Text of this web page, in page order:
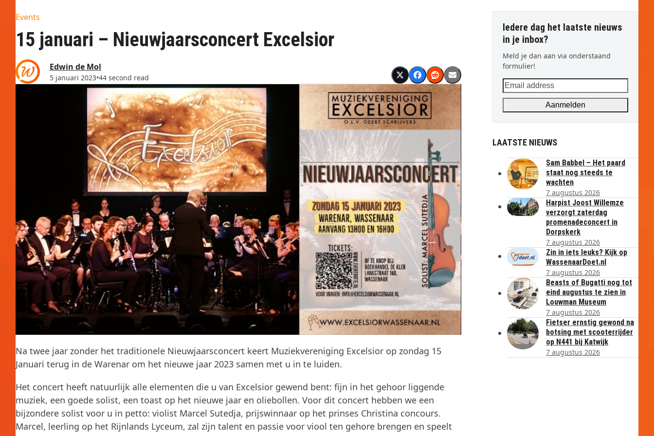
Events
15 januari – Nieuwjaarsconcert Excelsior
Edwin de Mol
5 januari 2023•44 second read
Na twee jaar zonder het traditionele Nieuwjaarsconcert keert Muziekvereniging Excelsior op zondag 15
Januari terug in de Warenar om het nieuwe jaar 2023 samen met u in te luiden.
Het concert heeft natuurlijk alle elementen die u van Excelsior gewend bent: fijn in het gehoor liggende
muziek, een goede solist, een toast op het nieuwe jaar en oliebollen. Voor dit concert hebben we een
bijzondere solist voor u in petto: violist Marcel Sutedja, prijswinnaar op het prinses Christina concours.
Marcel, leerling op het Rijnlands Lyceum, zal zijn talent en passie voor viool ten gehore brengen en speelt
Iedere dag het laatste nieuws
in je inbox?
Meld je dan aan via onderstaand
formulier!
Email
address
Aanmelden
LAATSTE NIEUWS
Sam Babbel – Het paard
staat nog steeds te
wachten
7 augustus 2026
Harpist Joost Willemze
verzorgt zaterdag
promenadeconcert in
Dorpskerk
7 augustus 2026
Zin in iets leuks? Kijk op
WassenaarDoet.nl
7 augustus 2026
Beasts of Bugatti nog tot
eind augustus te zien in
Louwman Museum
7 augustus 2026
Fietser ernstig gewond na
botsing met scooterrijder
op N441 bij Katwijk
7 augustus 2026